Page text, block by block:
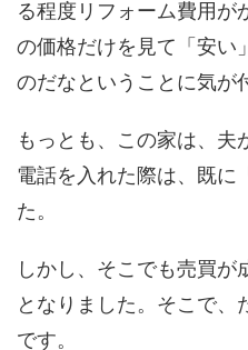
る程度リフォーム費用が
の価格だけを見て「安い
のだなということに気が
もっとも、この家は、夫
電話を入れた際は、既に
た。
しかし、そこでも売買が
となりました。そこで、
です。